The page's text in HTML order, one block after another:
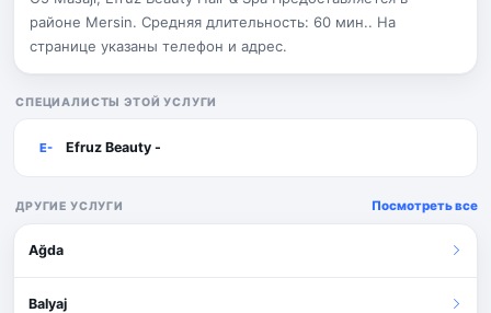
районе Mersin. Средняя длительность: 60 мин.. На
странице указаны телефон и адрес.
СПЕЦИАЛИСТЫ ЭТОЙ УСЛУГИ
E- Efruz Beauty -
ДРУГИЕ УСЛУГИ Посмотреть все
Ağda
Balyaj